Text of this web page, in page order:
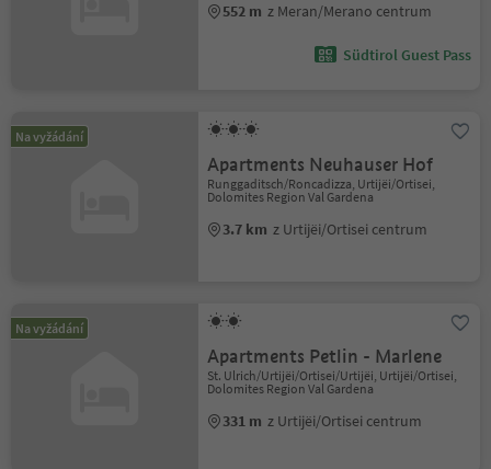
552 m z Meran/Merano centrum
Südtirol Guest Pass
Na vyžádání
Apartments Neuhauser Hof
Runggaditsch/Roncadizza, Urtijëi/Ortisei,
Dolomites Region Val Gardena
3.7 km z Urtijëi/Ortisei centrum
Na vyžádání
Apartments Petlin - Marlene
St. Ulrich/Urtijëi/Ortisei/Urtijëi, Urtijëi/Ortisei,
Dolomites Region Val Gardena
331 m z Urtijëi/Ortisei centrum